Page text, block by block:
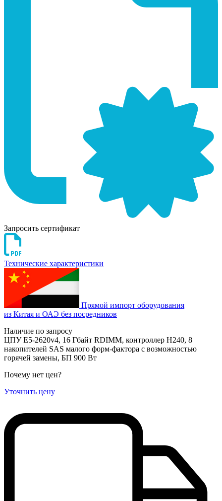
Запросить сертификат
Технические характеристики
Прямой импорт оборудования
из Китая и ОАЭ без посредников
Наличие по запросу
ЦПУ E5-2620v4, 16 Гбайт RDIMM, контроллер H240, 8
накопителей SAS малого форм-фактора с возможностью
горячей замены, БП 900 Вт
Почему нет цен?
Уточнить цену